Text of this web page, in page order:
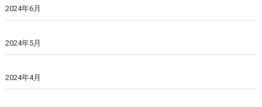
2024年6月
2024年5月
2024年4月